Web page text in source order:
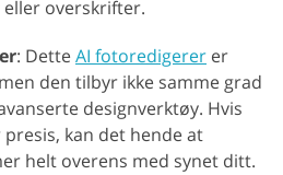
overskrifter.
: DetteAI fotoredigerer er
den tilbyr ikke samme grad
designverktøy. Hvis
kan det hende at
helt overens med synet ditt.